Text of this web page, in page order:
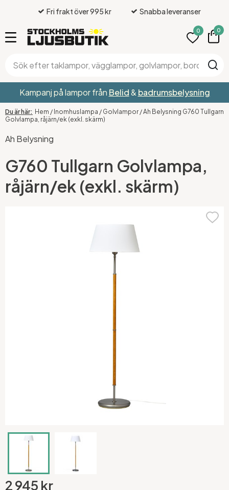
Fri frakt över 995 kr Snabba leveranser
0 0
Kampanj på lampor från Belid& badrumsbelysning
Hem / Inomhuslampa / Golvlampor /Ah Belysning G760 Tullgarn
Golvlampa, råjärn/ek (exkl. skärm)
Ah Belysning
G760 Tullgarn Golvlampa,
råjärn/ek (exkl. skärm)
2 945 kr